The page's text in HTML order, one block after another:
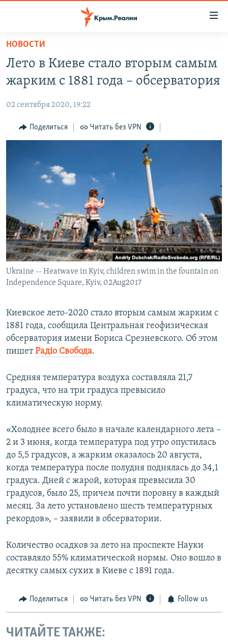
Вернуться
основному
содержанию
Вернутся
навигации
Вернутся
КАРТА ВОЕННЫХ ОБЪЕКТОВ КРЫМА
11 ЛЕТ ОККУПАЦИИ КРЫМА. 11 ИСТОРИЙ СОПРОТИВЛЕНИЯ
ВОДА
ИСТОРИЯ
ЕЩЕ
ИНФОГРАФИКА
ТЕЛЕПРОЕКТ КРЫМ.РЕАЛИИ
СОВЕТЫ ПРАВОЗАЩИТНИКОВ
ПРОПАВШИЕ БЕЗ ВЕСТИ
ПОБЕДИТЕЛЕЙ НЕ СУДЯТ?
КРЫМ.НЕПОКОРЕННЫЙ
ELIFBE
КАК ОБОЙТИ БЛОКИРОВКУ
Qırımtatar
ПРИСОЕДИНЯЙТЕСЬ!
НОВОСТИ
Лето в Киеве стало вторым самым
жарким с 1881 года – обсерватория
02 сентября 2020, 19:22
Поделиться Читать без VPN
Ukraine -- Heatwave in Kyiv, children swim in the fountain on
Independence Square, Kyiv, 02Aug2017
Киевское лето-2020 стало вторым самым жарким с
1881 года, сообщила Центральная геофизическая
обсерватория имени Бориса Срезневского. Об этом
пишетРадіо Свобода.
Средняя температура воздуха составляла 21,7
градуса, что на три градуса превысило
климатическую норму.
«Холоднее всего было в начале календарного лета –
2 и 3 июня, когда температура под утро опустилась
до 5,5 градусов, а жарким оказалось 20 августа,
когда температура после полудня поднялась до 34,1
градуса. Дней с жарой, которая превысила 30
градусов, было 25, причем почти поровну в каждый
месяц. За лето установлено шесть температурных
рекордов», – заявили в обсерватории.
Количество осадков за лето на проспекте Науки
составляло 55% климатической нормы. Оно вошло в
десятку самых сухих в Киеве с 1891 года.
Поделиться Читать без VPN Follow us
ЧИТАЙТЕ ТАКЖЕ: